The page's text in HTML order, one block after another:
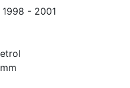
- 2001